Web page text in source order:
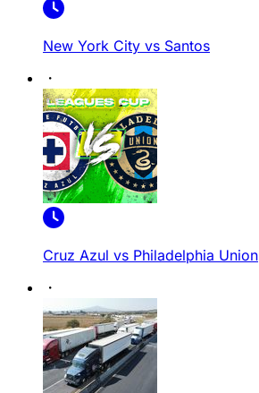
New York City vs Santos
Cruz Azul vs Philadelphia Union